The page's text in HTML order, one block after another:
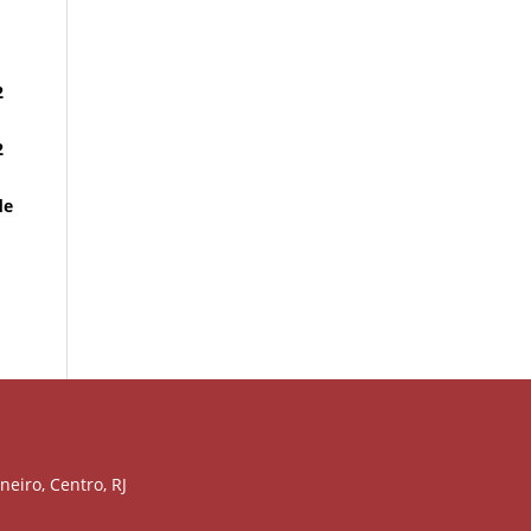
Centro, RJ